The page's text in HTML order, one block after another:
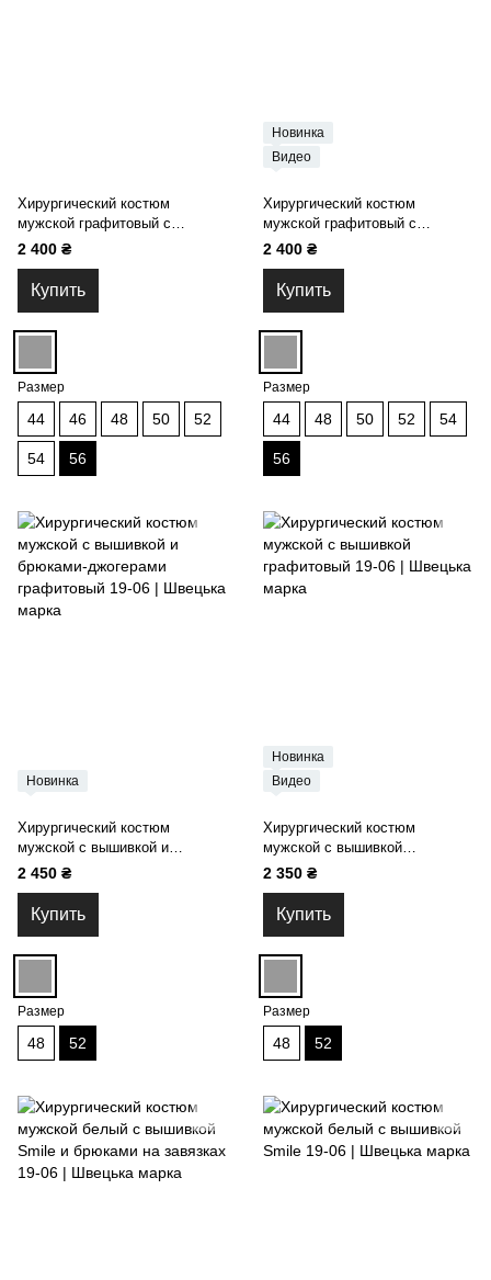
Хирургический костюм
мужской графитовый с
классическими брюками 19-06
2 400 ₴
Купить
Размер
44 46 48 50 52
54 56
Новинка
Видео
Хирургический костюм
мужской графитовый с
классическими брюками 14-02
2 400 ₴
Купить
Размер
44 48 50 52 54
56
Новинка
Хирургический костюм
мужской с вышивкой и
брюками-джогерами
2 450 ₴
Купить
Размер
48 52
Новинка
Видео
Хирургический костюм
мужской с вышивкой
графитовый 19-06
2 350 ₴
Купить
Размер
48 52